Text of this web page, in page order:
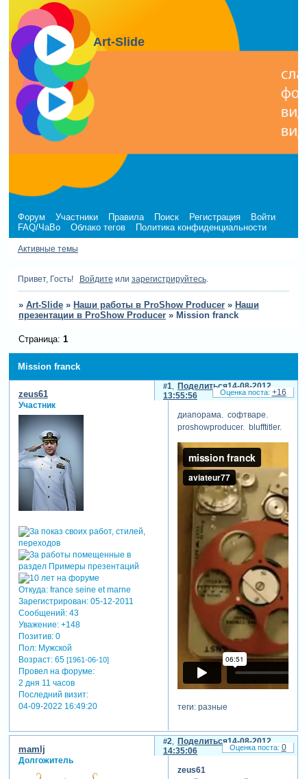
Art-Slide
Форум Участники Правила Поиск Регистрация
Войти
FAQ/ЧаВо
Облако тегов Политика конфиденциальности
Активные темы
Привет, Гость! Войдите или зарегистрируйтесь.
» Art-Slide » Наши работы в ProShow Producer » Наши
презентации в ProShow Producer » Mission franck
Mission franck
Страница: 1
Поделиться
1
14-08-2012
13:55:56
zeus61
Участник
Откуда:france seine et marne
Зарегистрирован: 05-12-2011
Сообщений:43
Уважение: +148
Позитив: 0
Пол:Мужской
Возраст:65 [1961-06-10]
Провел на форуме:
2 дня 11 часов
Последний визит:
04-09-2022 16:49:20
диапорама. софтваре.
proshowproducer. blufftitler.
теги: разные
+16
Поделиться
2
14-08-2012
14:35:06
mamlj
Долгожитель
zeus61
0